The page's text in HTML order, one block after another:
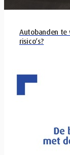
Autobanden
risico’s?